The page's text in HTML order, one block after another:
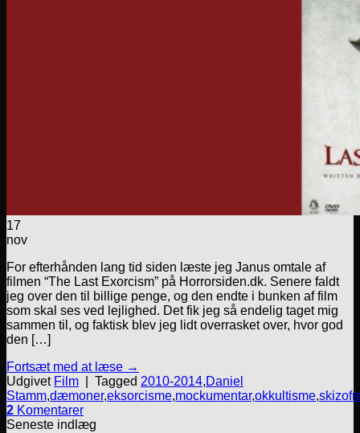
17
nov
For efterhånden lang tid siden læste jeg Janus omtale af
filmen “The Last Exorcism” på Horrorsiden.dk. Senere faldt
jeg over den til billige penge, og den endte i bunken af film
som skal ses ved lejlighed. Det fik jeg så endelig taget mig
sammen til, og faktisk blev jeg lidt overrasket over, hvor god
den […]
Fortsæt med at læse →
Udgivet Film Tagged 2010-2014,Daniel
Stamm,dæmoner,eksorcisme,mockumentar,okkultisme,
2 Komentarer
Seneste indlæg